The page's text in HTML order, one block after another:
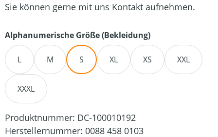
Sie können gerne mit uns Kontakt aufnehmen.
Alphanumerische Größe (Bekleidung)auswählen
L M S XL XS XXL
XXXL
Produktnummer: DC-100010192
Herstellernummer: 0088 458 0103